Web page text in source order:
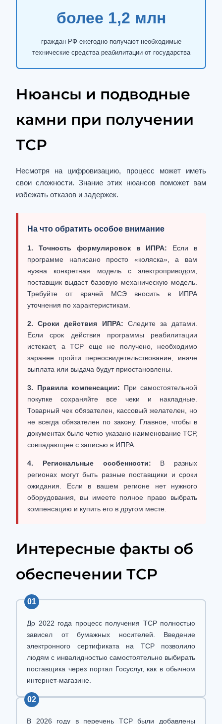
более 1,2 млн
граждан РФ ежегодно получают необходимые
технические средства реабилитации от государства
Нюансы и подводные
камни при получении
ТСР
Несмотря на цифровизацию, процесс может иметь
свои сложности. Знание этих нюансов поможет вам
избежать отказов и задержек.
На что обратить особое внимание
1. Точность формулировок в ИПРА: Если в
программе написано просто «коляска», а вам
нужна конкретная модель с электроприводом,
поставщик выдаст базовую механическую модель.
Требуйте от врачей МСЭ вносить в ИПРА
уточнения по характеристикам.
2. Сроки действия ИПРА: Следите за датами.
Если срок действия программы реабилитации
истекает, а ТСР еще не получено, необходимо
заранее пройти переосвидетельствование, иначе
выплата или выдача будут приостановлены.
3. Правила компенсации: При самостоятельной
покупке сохраняйте все чеки и накладные.
Товарный чек обязателен, кассовый желателен, но
не всегда обязателен по закону. Главное, чтобы в
документах было четко указано наименование ТСР,
совпадающее с записью в ИПРА.
4. Региональные особенности: В разных
регионах могут быть разные поставщики и сроки
ожидания. Если в вашем регионе нет нужного
оборудования, вы имеете полное право выбрать
компенсацию и купить его в другом месте.
Интересные факты об
обеспечении ТСР
01
До 2022 года процесс получения ТСР полностью
зависел от бумажных носителей. Введение
электронного сертификата на ТСР позволило
людям с инвалидностью самостоятельно выбирать
поставщика через портал Госуслуг, как в обычном
интернет-магазине.
02
В 2026 году в перечень ТСР были добавлены